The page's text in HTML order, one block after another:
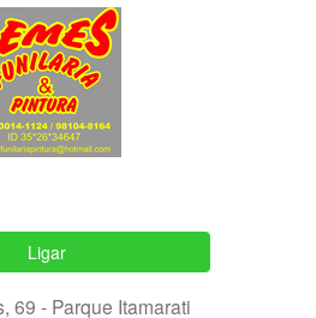
Ligar
69 - Parque Itamarati